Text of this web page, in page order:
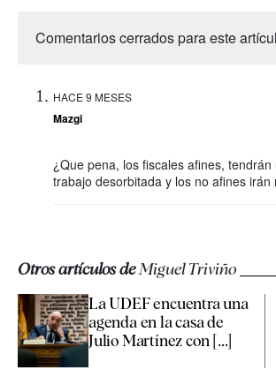
Comentarios cerrados para este
HACE 9 MESES
Mazgi
¿Que pena, los fiscales afines,
trabajo desorbitada y los no afines irán
Otros artículos deMiguel Triviño
La UDEF encuentra una
agenda en la casa de
Julio Martínez con [...]